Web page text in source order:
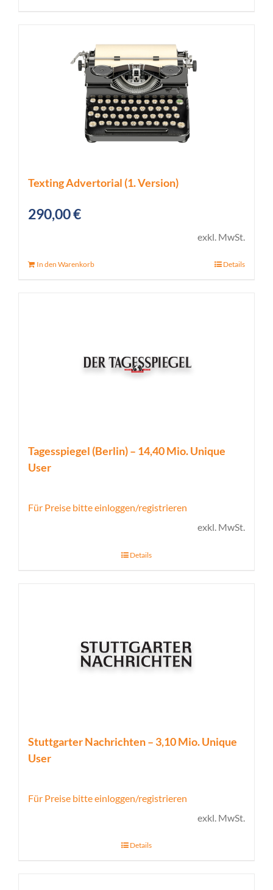
Texting Advertorial (1. Version)
290,00€
exkl. MwSt.
In den Warenkorb Details
Tagesspiegel (Berlin) – 14,40 Mio. Unique
User
Für Preise bitte einloggen/registrieren
exkl. MwSt.
Details
Stuttgarter Nachrichten – 3,10 Mio. Unique
User
Für Preise bitte einloggen/registrieren
exkl. MwSt.
Details